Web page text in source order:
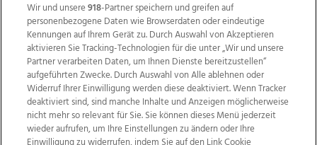
Wir und unsere918-Partner speichern und greifen auf
personenbezogene Daten wie Browserdaten oder eindeutige
Kennungen auf Ihrem Gerät zu. Durch Auswahl von Akzeptieren
aktivieren Sie Tracking-Technologien für die unter „Wir und unsere
Partner verarbeiten Daten, um Ihnen Dienste bereitzustellen“
aufgeführten Zwecke. Durch Auswahl von Alle ablehnen oder
Widerruf Ihrer Einwilligung werden diese deaktiviert. Wenn Tracker
deaktiviert sind, sind manche Inhalte und Anzeigen möglicherweise
nicht mehr so relevant für Sie. Sie können dieses Menü jederzeit
wieder aufrufen, um Ihre Einstellungen zu ändern oder Ihre